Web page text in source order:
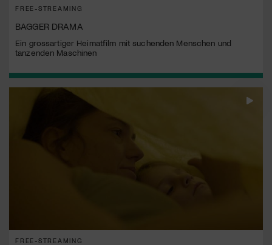
FREE-STREAMING
BAGGER DRAMA
Ein grossartiger Heimatfilm mit suchenden Menschen und
tanzenden Maschinen
FREE-STREAMING